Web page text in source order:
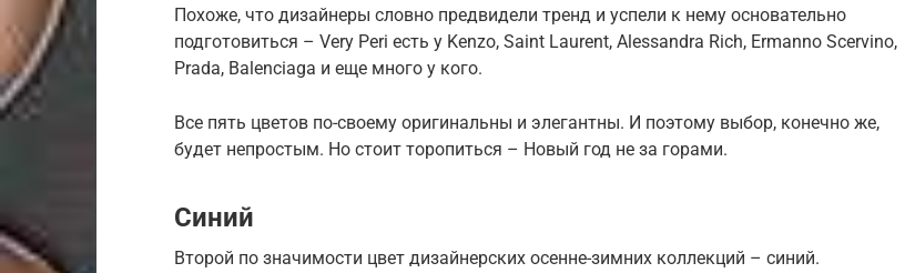
Похоже, что дизайнеры словно предвидели тренд и успели к нему основательно
подготовиться – Very Peri есть у Kenzo, Saint Laurent, Alessandra Rich, Ermanno Scervino,
Prada, Balenciaga и еще много у кого.
Все пять цветов по-своему оригинальны и элегантны. И поэтому выбор, конечно же,
будет непростым. Но стоит торопиться – Новый год не за горами.
Синий
Второй по значимости цвет дизайнерских осенне-зимних коллекций – синий.